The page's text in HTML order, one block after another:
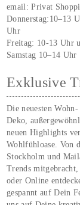
email:Privat
Donnerstag:10–13
Uhr
Freitag: 10-13 Uhr
Samstag 10–14 Uhr
Exklusive
Die neuesten
Deko,
neuen Highlights
Wohlfühloase. Von
Stockholm und
Trends
oder Online
gespannt auf Dein